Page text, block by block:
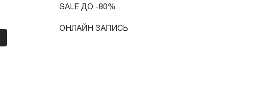
SALE ДО -80%
ОНЛАЙН ЗАПИСЬ